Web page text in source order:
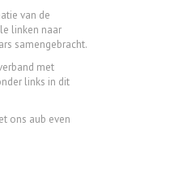
van de
linken naar
samengebracht.
met
links in dit
ons aub even